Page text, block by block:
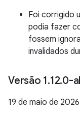
Foi corrigido
podia fazer
fossem
invalidados
Versão 1.12.0-
19 de maio de 2026